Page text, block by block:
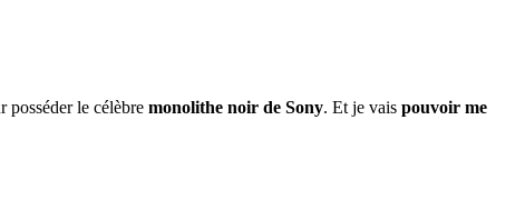
posséder le célèbre monolithe noir de Sony. Et je vais pouvoir me